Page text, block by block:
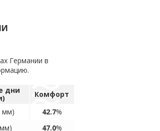
Германии в
дни
Комфорт
мм) 42.7%
47.0%